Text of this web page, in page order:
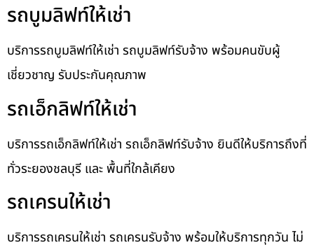
รถบูมลิฟท์ให้เช่า
บริการรถบูมลิฟท์ให้เช่า รถบูมลิฟท์รับจ้าง พร้อมคนขับผู้
เชี่ยวชาญ รับประกันคุณภาพ
รถเอ็กลิฟท์ให้เช่า
บริการรถเอ็กลิฟท์ให้เช่า รถเอ็กลิฟท์รับจ้าง ยินดีให้บริการถึงที่
ทั่วระยองชลบุรี และ พื้นที่ใกล้เคียง
รถเครนให้เช่า
บริการรถเครนให้เช่า รถเครนรับจ้าง พร้อมให้บริการทุกวัน ไม่